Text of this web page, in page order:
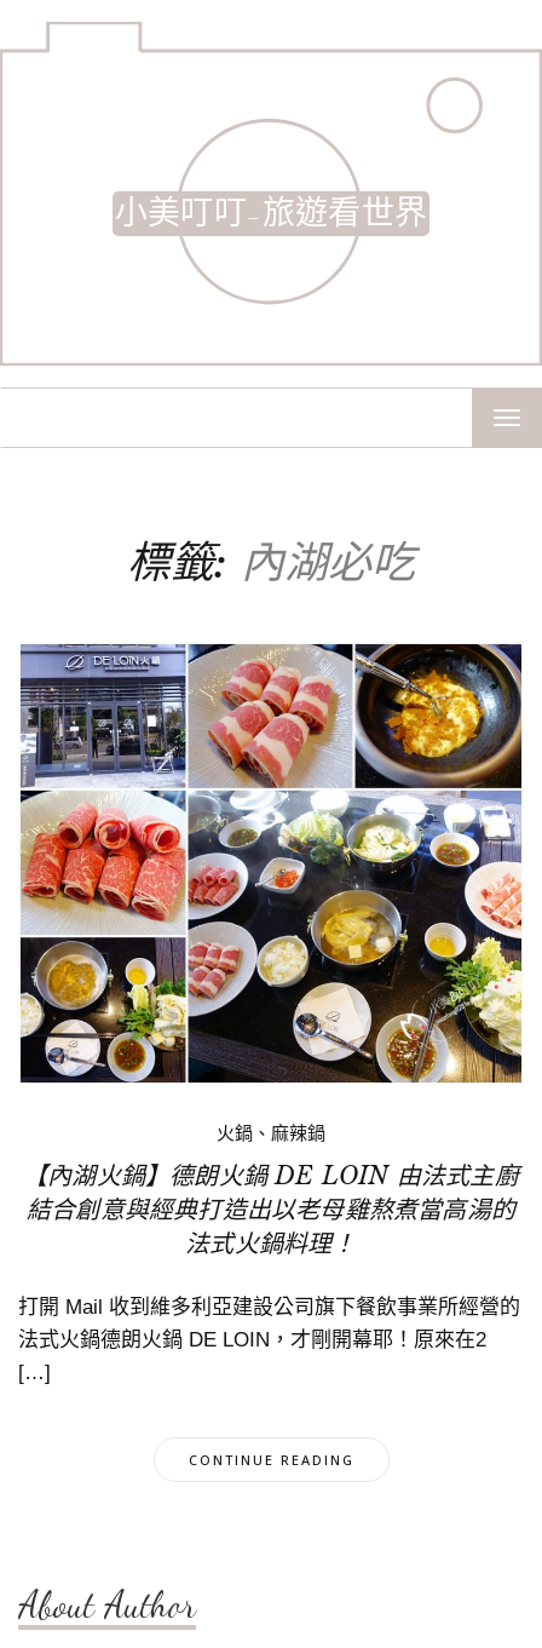
小美叮叮-旅遊看世界
標籤: 內湖必吃
火鍋、麻辣鍋
【內湖火鍋】德朗火鍋 DE LOIN 由法式主廚
結合創意與經典打造出以老母雞熬煮當高湯的
法式火鍋料理！
打開 Mail 收到維多利亞建設公司旗下餐飲事業所經營的
法式火鍋德朗火鍋 DE LOIN，才剛開幕耶！原來在2
[…]
CONTINUE READING
About Author